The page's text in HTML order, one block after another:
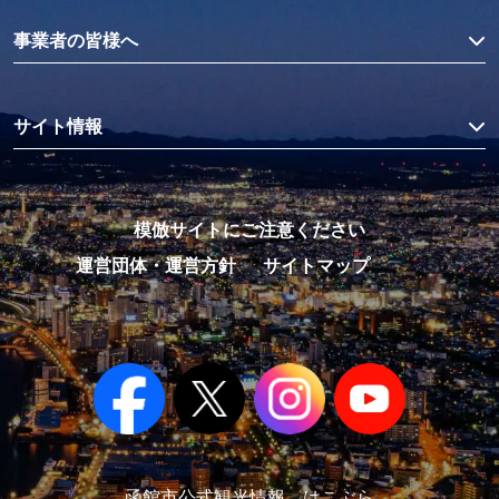
事業者の皆様へ
サイト情報
模倣サイトにご注意ください
運営団体・運営方針
サイトマップ